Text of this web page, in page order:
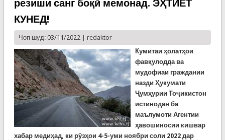
резиши санг боқӣ мемонад. ЭҲТИЁТ
КУНЕД!
Чоп шуд: 03/11/2022 | redaktor
Кумитаи ҳолатҳои
фавқулодда ва
мудофиаи граждании
назди Ҳукумати
Ҷумҳурии Тоҷикистон
истинодан ба
маълумоти Агентии
ҳавошиносии кишвар
хабар медиҳад, ки рӯзҳои 4-5-уми ноябри соли 2022 дар